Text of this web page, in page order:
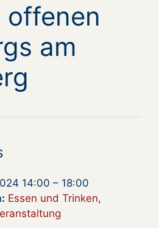
offenen
am
14:00 – 18:00
Essen und Trinken,